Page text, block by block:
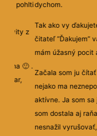
ho pohlti
z
kniha🙂.
dychom.
Tak ako vy
čitateľ ”Ďakujem”
mám úžasný pocit
Začala som ju čítať
nejako ma
aktívne. Ja som
som dostala aj
nesnažil